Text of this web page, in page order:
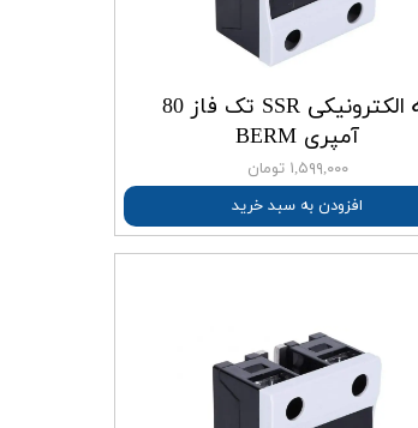
رله الکترونیکی SSR تک فاز 80
آمپری BERM
۱,۵۹۹,۰۰۰ تومان
افزودن به سبد خرید